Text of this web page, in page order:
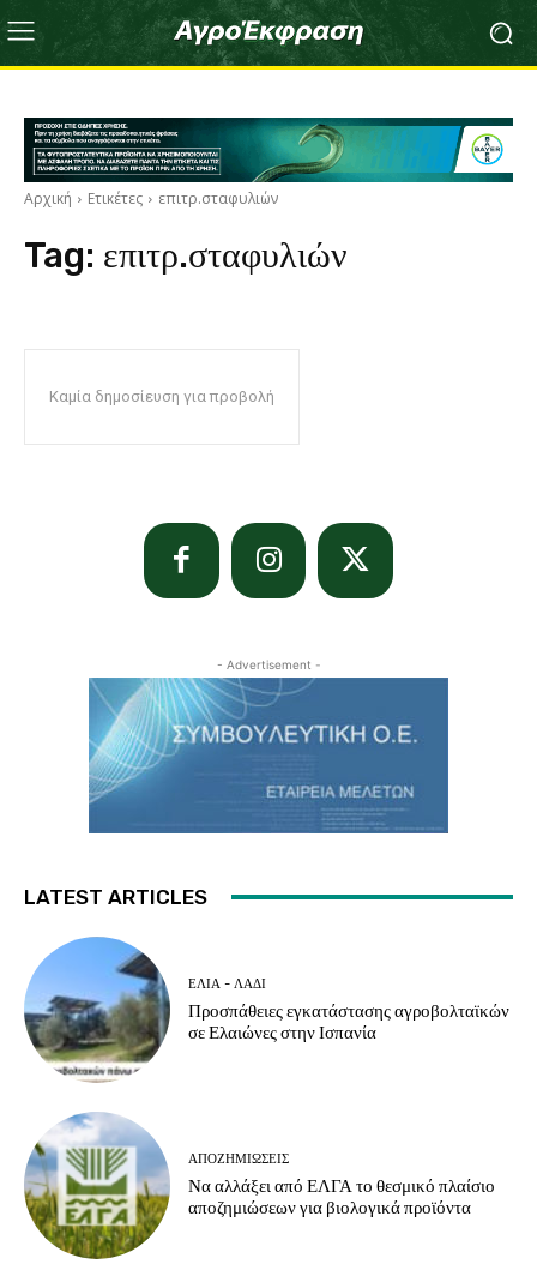
Αρχική Ετικέτες επιτρ.σταφυλιών
Tag: επιτρ.σταφυλιών
Καμία δημοσίευση για προβολή
- Advertisement -
LATEST ARTICLES
ΕΛΙΆ - ΛΆΔΙ
Προσπάθειες εγκατάστασης αγροβολταϊκών
σε Ελαιώνες στην Ισπανία
ΑΠΟΖΗΜΙΏΣΕΙΣ
Να αλλάξει από ΕΛΓΑ το θεσμικό πλαίσιο
αποζημιώσεων για βιολογικά προϊόντα